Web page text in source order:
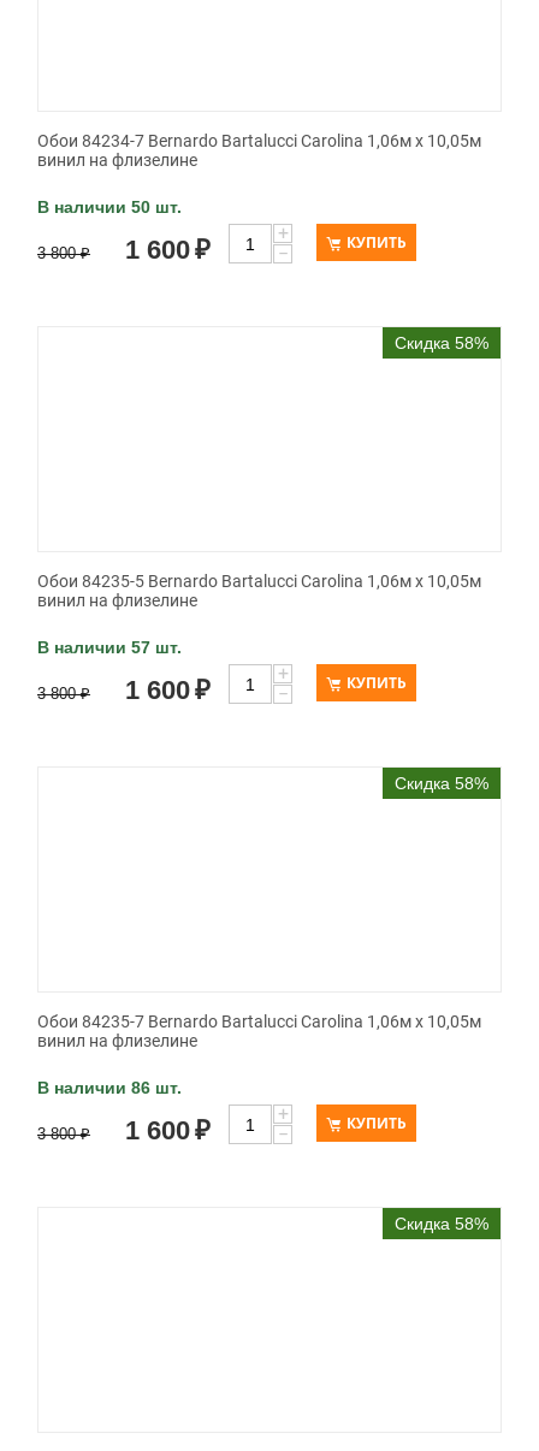
Обои 84234-7 Bernardo Bartalucci Carolina 1,06м х 10,05м
винил на флизелине
В наличии 50 шт.
3 800 ₽ 1 600₽
+
−
КУПИТЬ
Скидка 58%
Обои 84235-5 Bernardo Bartalucci Carolina 1,06м х 10,05м
винил на флизелине
В наличии 57 шт.
3 800 ₽ 1 600₽
+
−
КУПИТЬ
Скидка 58%
Обои 84235-7 Bernardo Bartalucci Carolina 1,06м х 10,05м
винил на флизелине
В наличии 86 шт.
3 800 ₽ 1 600₽
+
−
КУПИТЬ
Скидка 58%